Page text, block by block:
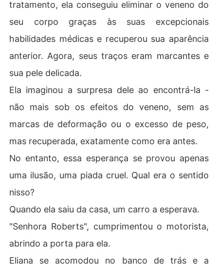
tratamento, ela conseguiu eliminar o veneno do
seu corpo graças às suas excepcionais
habilidades médicas e recuperou sua aparência
anterior. Agora, seus traços eram marcantes e
sua pele delicada.
Ela imaginou a surpresa dele ao encontrá-la -
não mais sob os efeitos do veneno, sem as
marcas de deformação ou o excesso de peso,
mas recuperada, exatamente como era antes.
No entanto, essa esperança se provou apenas
uma ilusão, uma piada cruel. Qual era o sentido
nisso?
Quando ela saiu da casa, um carro a esperava.
"Senhora Roberts", cumprimentou o motorista,
abrindo a porta para ela.
Eliana se acomodou no banco de trás e a